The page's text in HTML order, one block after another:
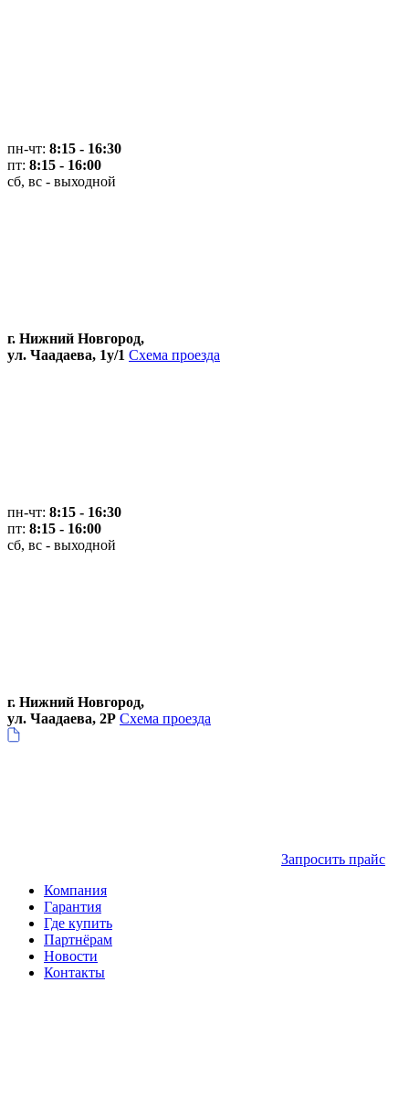
пн-чт: 8:15 - 16:30
пт: 8:15 - 16:00
сб, вс - выходной
г. Нижний Новгород,
ул. Чаадаева, 1у/1 Схема проезда
пн-чт: 8:15 - 16:30
пт: 8:15 - 16:00
сб, вс - выходной
г. Нижний Новгород,
ул. Чаадаева, 2Р Схема проезда
Запросить прайс
Компания
Гарантия
Где купить
Партнёрам
Новости
Контакты